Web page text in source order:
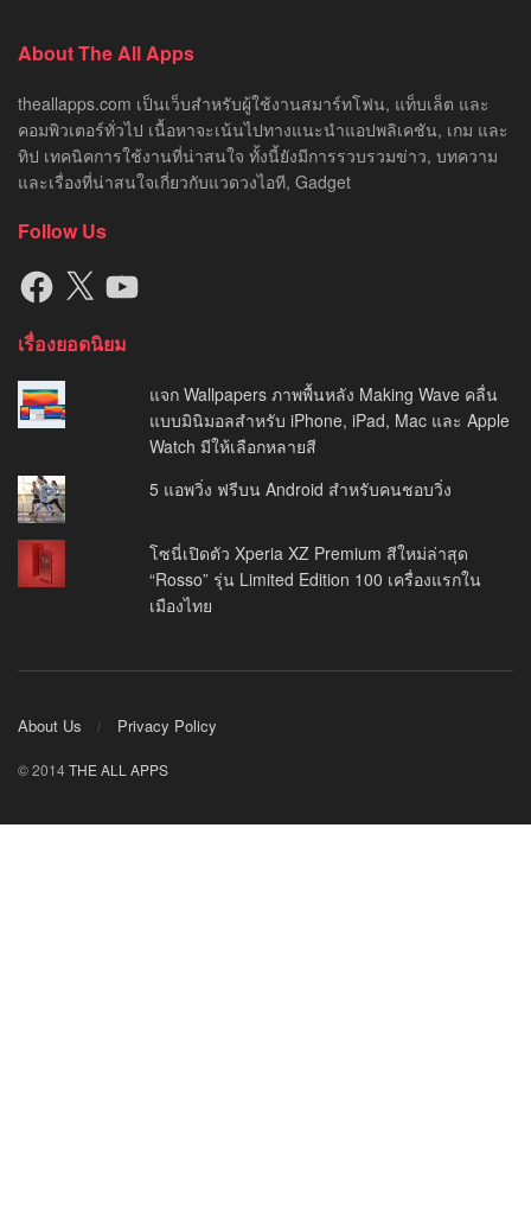
About The All Apps
theallapps.com เป็นเว็บสำหรับผู้ใช้งานสมาร์ทโฟน, แท็บเล็ต และ
คอมพิวเตอร์ทั่วไป เนื้อหาจะเน้นไปทางแนะนำแอปพลิเคชัน, เกม และ
ทิป เทคนิคการใช้งานที่น่าสนใจ ทั้งนี้ยังมีการรวบรวมข่าว, บทความ
และเรื่องที่น่าสนใจเกี่ยวกับแวดวงไอที, Gadget
Follow Us
Facebook
X YouTube
เรื่องยอดนิยม
แจก Wallpapers ภาพพื้นหลัง Making Wave คลื่น
แบบมินิมอลสำหรับ iPhone, iPad, Mac และ Apple
Watch มีให้เลือกหลายสี
5 แอพวิ่ง ฟรีบน Android สำหรับคนชอบวิ่ง
โซนี่เปิดตัว Xperia XZ Premium สีใหม่ล่าสุด
“Rosso” รุ่น Limited Edition 100 เครื่องแรกใน
เมืองไทย
About Us Privacy Policy
© 2014THE ALL APPS